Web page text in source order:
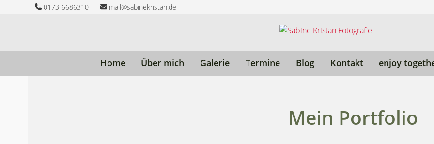
to
0173-6686310 mail@sabinekristan.de
Home Über mich Galerie Termine Blog Kontakt enjoy
Mein Portfolio